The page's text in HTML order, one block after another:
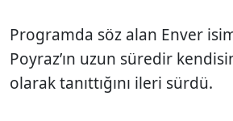
Programda söz alan Enver
Poyraz’ın uzun süredir
olarak tanıttığını ileri sürdü.